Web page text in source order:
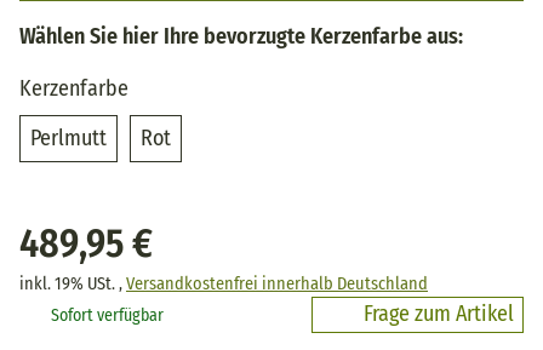
Wählen Sie hier Ihre bevorzugte Kerzenfarbe aus:
Kerzenfarbe
PerlmuttPerlmutt
RotRot
489,95 €
inkl. 19% USt. ,Versandkostenfrei innerhalb Deutschland
Sofort verfügbar
Frage zum Artikel